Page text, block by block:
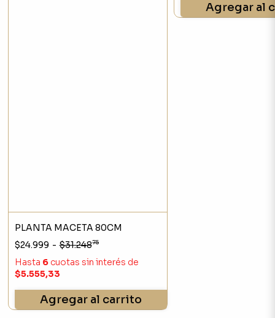
PLANTA MACETA 80CM
$24.999 - $31.24875
Hasta 6cuotas sin interés de
$5.555,33
Agregar al carrito
Agregar al